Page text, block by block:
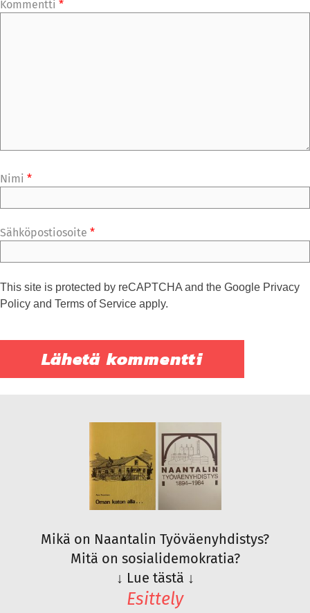
Kommentti *
Nimi *
Sähköpostiosoite *
This site is protected by reCAPTCHA and the Google Privacy
Policy and Terms of Service apply.
Mikä on Naantalin Työväenyhdistys?
Mitä on sosialidemokratia?
↓ Lue tästä ↓
Esittely